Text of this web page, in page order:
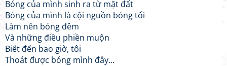
Bóng của mình sinh ra từ mặt đất
Bóng của mình là cội nguồn bóng tối
Làm nên bóng đêm
Và những điều phiền muộn
Biết đến bao giờ, tôi
Thoát được bóng mình đây...